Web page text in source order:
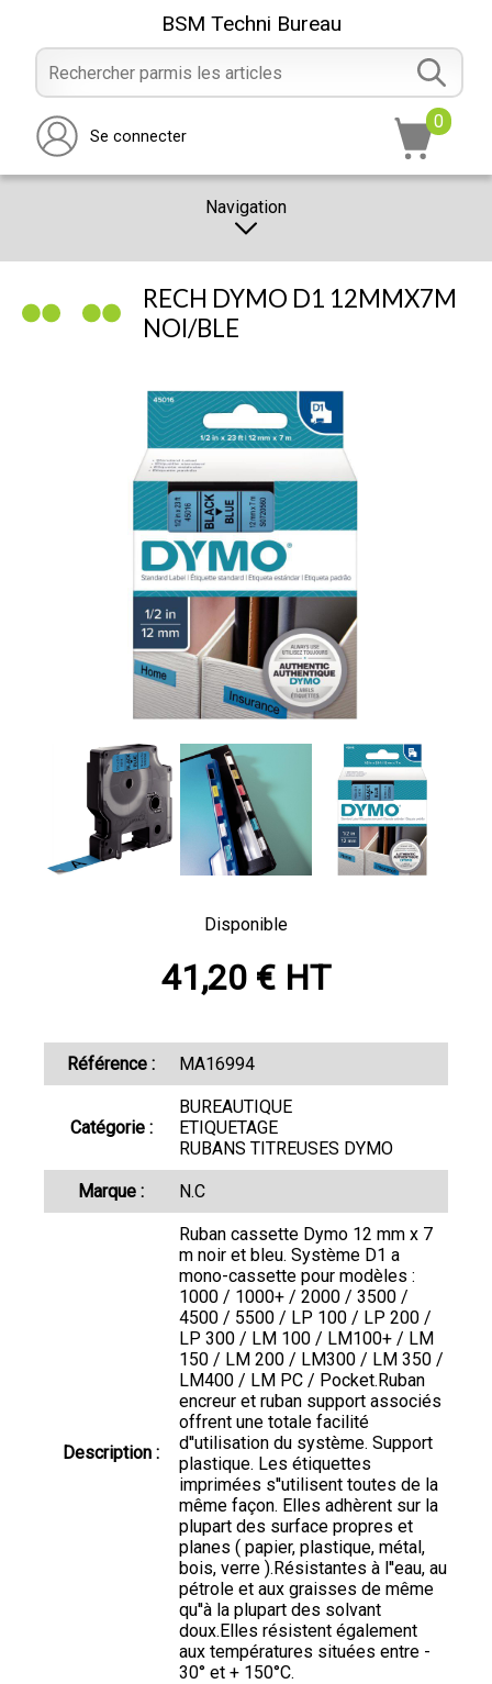
BSM Techni Bureau
Se connecter
0
Navigation
PROMOTION
NOUS CONTACTER
RÉALISATION
RECH DYMO D1 12MMX7M
NOI/BLE
Disponible
41,20 € HT
Référence : MA16994
Catégorie :
BUREAUTIQUE
ETIQUETAGE
RUBANS TITREUSES DYMO
Marque : N.C
Description :
Ruban cassette Dymo 12 mm x 7
m noir et bleu. Système D1 a
mono-cassette pour modèles :
1000 / 1000+ / 2000 / 3500 /
4500 / 5500 / LP 100 / LP 200 /
LP 300 / LM 100 / LM100+ / LM
150 / LM 200 / LM300 / LM 350 /
LM400 / LM PC / Pocket.Ruban
encreur et ruban support associés
offrent une totale facilité
d''utilisation du système. Support
plastique. Les étiquettes
imprimées s''utilisent toutes de la
même façon. Elles adhèrent sur la
plupart des surface propres et
planes ( papier, plastique, métal,
bois, verre ).Résistantes à l''eau, au
pétrole et aux graisses de même
qu''à la plupart des solvant
doux.Elles résistent également
aux températures situées entre -
30° et + 150°C.